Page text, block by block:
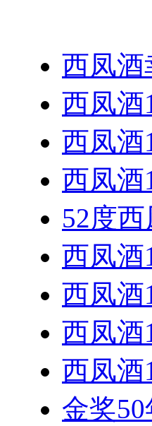
西凤酒
西凤酒
西凤酒
西凤酒
52度西
西凤酒
西凤酒
西凤酒
西凤酒
金奖50